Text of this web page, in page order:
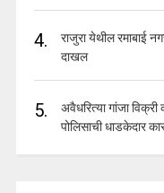
4.
राजुरा येथील रमाबाई
दाखल
5.
अवैधरित्या गांजा
पोलिसाची धाडकेदार